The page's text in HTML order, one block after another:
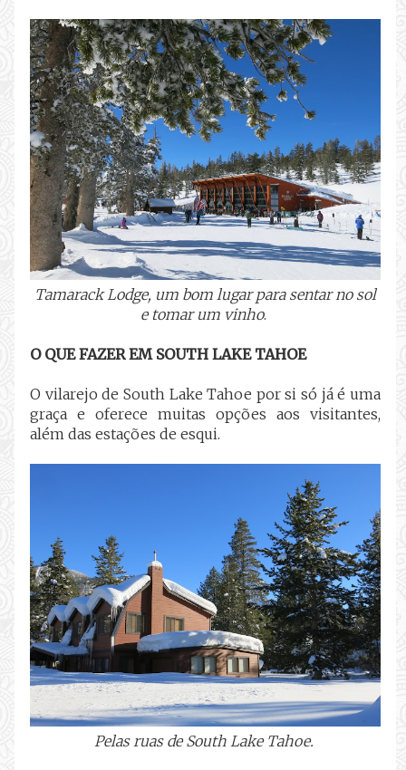
Tamarack Lodge, um bom lugar para sentar no sol
e tomar um vinho.
O QUE FAZER EM SOUTH LAKE TAHOE
O vilarejo de South Lake Tahoe por si só já é uma
graça e oferece muitas opções aos visitantes,
além das estações de esqui.
Pelas ruas de South Lake Tahoe.